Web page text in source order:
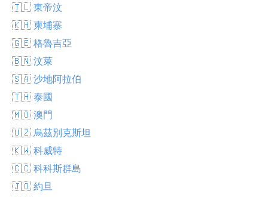
🇹🇱 東帝汶
🇰🇭 柬埔寨
🇬🇪 格魯吉亞
🇧🇳 汶萊
🇸🇦 沙地阿拉伯
🇹🇭 泰國
🇲🇴 澳門
🇺🇿 烏茲別克斯坦
🇰🇼 科威特
🇨🇨 科科斯群島
🇯🇴 約旦